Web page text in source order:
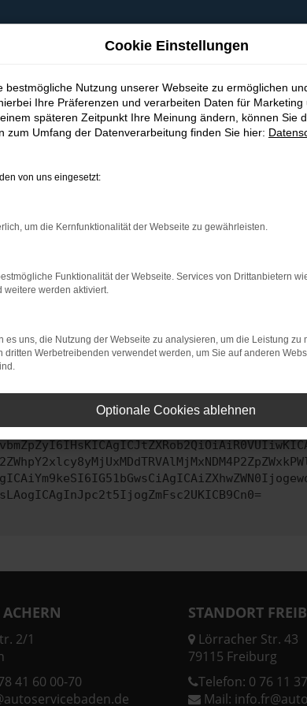
bestimmter Seiten verhindern. Funktioniert die
beheben.
auf dem neuesten Stand sind.
kann auch dazu führen, dass bestimmte
uns bitte. Wir werden versuchen, das
2/1
41 60 00-70
STANDORT
Lörracher Str. 43
79115 Freiburg
Telefon: 0 76 11
Mail:
Cookie Einstellungen
bestmögliche Nutzung unserer Webseite zu ermöglichen
Ihre Präferenzen und verarbeiten Daten für
späteren Zeitpunkt Ihre Meinung ändern, können Sie
zum Umfang der Datenverarbeitung finden Sie hier:
von uns eingesetzt:
um die Kernfunktionalität der Webseite zu gewährleisten.
Funktionalität der Webseite. Services von Drittanbietern
weitere werden aktiviert.
es uns, die Nutzung der Webseite zu analysieren, um die Leistung zu
dritten Werbetreibenden verwendet werden, um Sie auf anderen
Optionale Cookies ablehnen